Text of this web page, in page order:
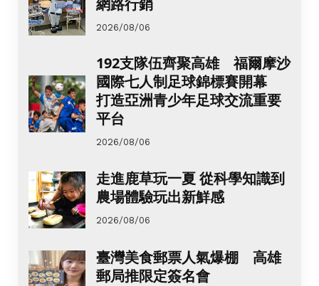
網路行銷
2026/08/06
192支隊伍齊聚高雄 福爾摩沙
國際七人制足球錦標賽開幕
打造亞洲青少年足球交流重要
平台
2026/08/06
走進鹿草玩一夏 從科學知識到
農場體驗玩出新鮮感
2026/08/06
臺灣美食郵票人氣爆棚 高雄
郵局推限定簽名會